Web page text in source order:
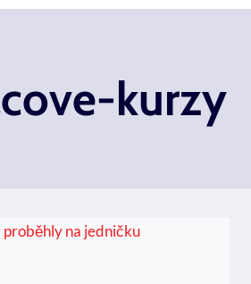
kurzy